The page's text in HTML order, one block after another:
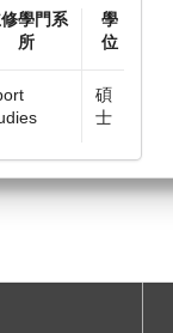
學門系
所
學
位
碩
士